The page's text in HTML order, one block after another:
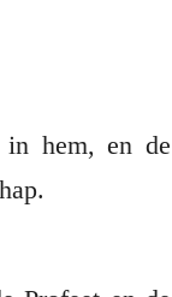
in hem, en de